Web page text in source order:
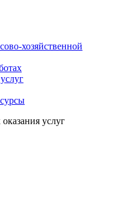
хозяйственной
услуг